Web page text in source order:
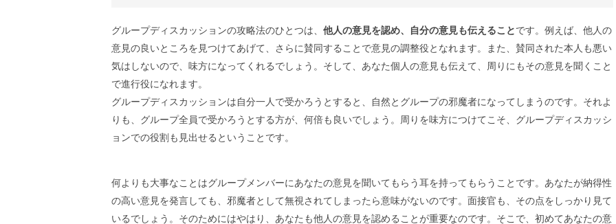
グループディスカッションの攻略法のひとつは、 他人の意見を認め、自分の意見も伝えることです。例えば、他人の
意見の良いところを見つけてあげて、さらに賛同することで意見の調整役となれます。また、賛同された本人も悪い
気はしないので、味方になってくれるでしょう。そして、あなた個人の意見も伝えて、周りにもその意見を聞くこと
で進行役になれます。
グループディスカッションは自分一人で受かろうとすると、自然とグループの邪魔者になってしまうのです。それよ
りも、グループ全員で受かろうとする方が、何倍も良いでしょう。周りを味方につけてこそ、グループディスカッシ
ョンでの役割も見出せるということです。
何よりも大事なことはグループメンバーにあなたの意見を聞いてもらう耳を持ってもらうことです。あなたが納得性
の高い意見を発言しても、邪魔者として無視されてしまったら意味がないのです。面接官も、その点をしっかり見て
いるでしょう。そのためにはやはり、あなたも他人の意見を認めることが重要なのです。そこで、初めてあなたの意